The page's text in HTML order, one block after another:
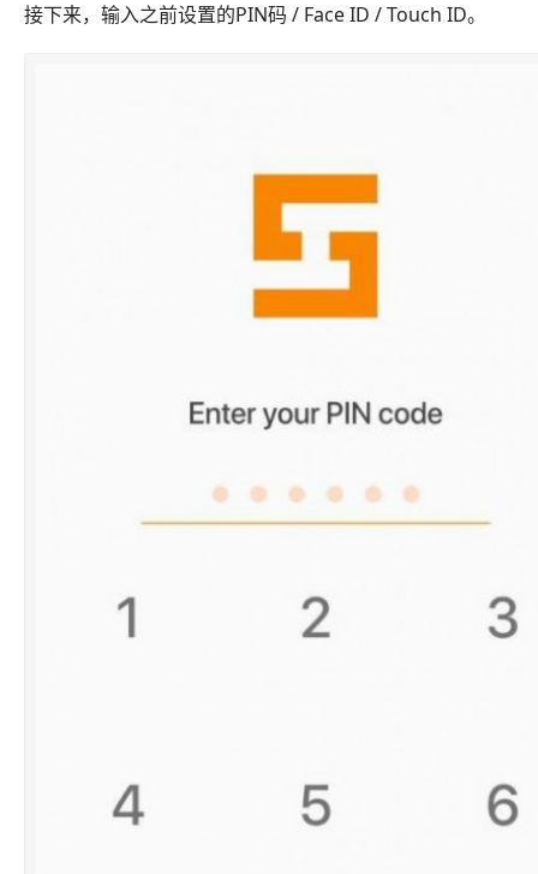
接下来，输入之前设置的PIN码 / Face ID / Touch ID。